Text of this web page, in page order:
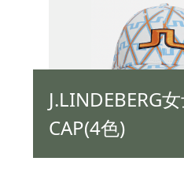
J.LINDEBERG
CAP(4色)